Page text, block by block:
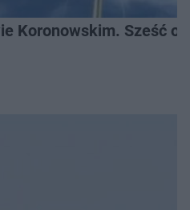
Koronowskim. Sześć